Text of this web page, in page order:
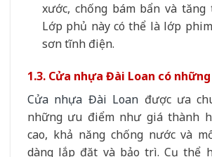
xước, chống bám bẩn và tăng
Lớp phủ này có thể là lớp
sơn tĩnh điện.
1.3. Cửa nhựa Đài Loan có
Cửa nhựa Đài Loan được ưa
những ưu điểm như giá thành
cao, khả năng chống nước và
dàng lắp đặt và bảo trì. Cụ thể